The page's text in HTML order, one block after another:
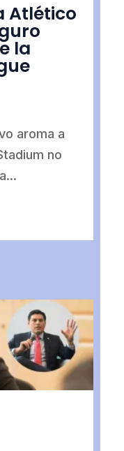
Atlético
la
aroma a
no